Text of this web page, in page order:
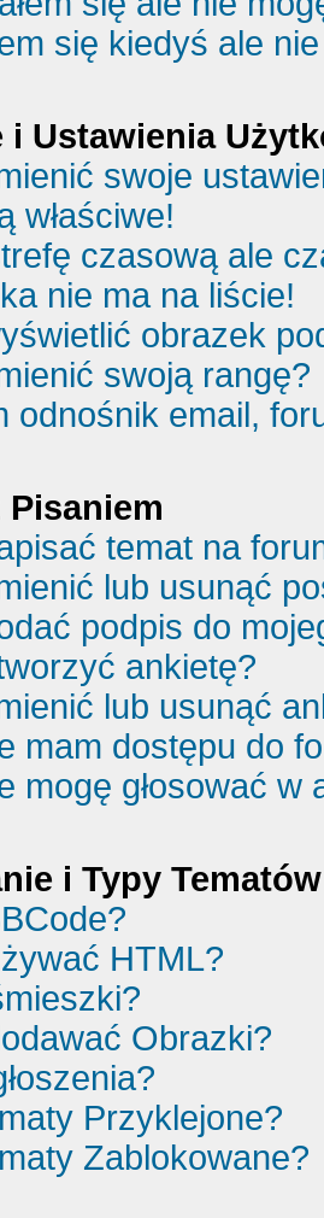
się kiedyś ale
i Ustawienia
swoje
właściwe!
czasową ale
nie ma na liście!
obrazek
swoją rangę?
odnośnik email,
Pisaniem
temat na
lub usunąć
podpis do
ankietę?
lub usunąć
mam dostępu do
mogę głosować w
i Typy Tematów
HTML?
Obrazki?
Przyklejone?
Zablokowane?